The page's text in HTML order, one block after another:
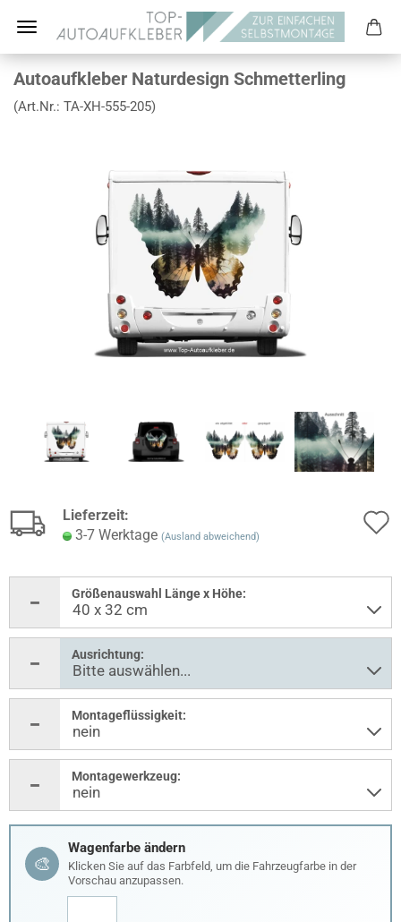
Autoaufkleber Naturdesign Schmetterling
(Art.Nr.: TA-XH-555-205)
Lieferzeit:
3-7 Werktage (Ausland abweichend)
Größenauswahl Länge x Höhe:
Ausrichtung:
Montageflüssigkeit:
Montagewerkzeug:
🎨
Wagenfarbe ändern
Klicken Sie auf das Farbfeld, um die Fahrzeugfarbe in der
Vorschau anzupassen.